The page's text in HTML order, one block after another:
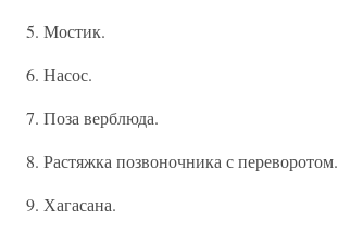
5. Мостик.
6. Насос.
7. Поза верблюда.
8. Растяжка позвоночника с переворотом.
9. Хагасана.